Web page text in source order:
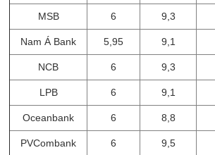
MSB 6 9,3
Nam Á Bank 5,95 9,1
NCB 6 9,3
LPB 6 9,1
Oceanbank 6 8,8
PVCombank 6 9,5